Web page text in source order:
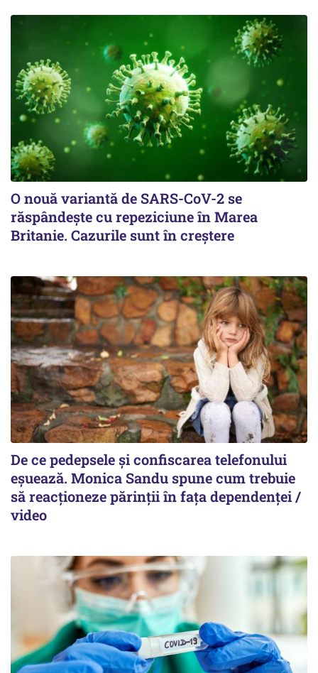
O nouă variantă de SARS-CoV-2 se
răspândește cu repeziciune în Marea
Britanie. Cazurile sunt în creștere
De ce pedepsele și confiscarea telefonului
eșuează. Monica Sandu spune cum trebuie
să reacționeze părinții în fața dependenței /
video